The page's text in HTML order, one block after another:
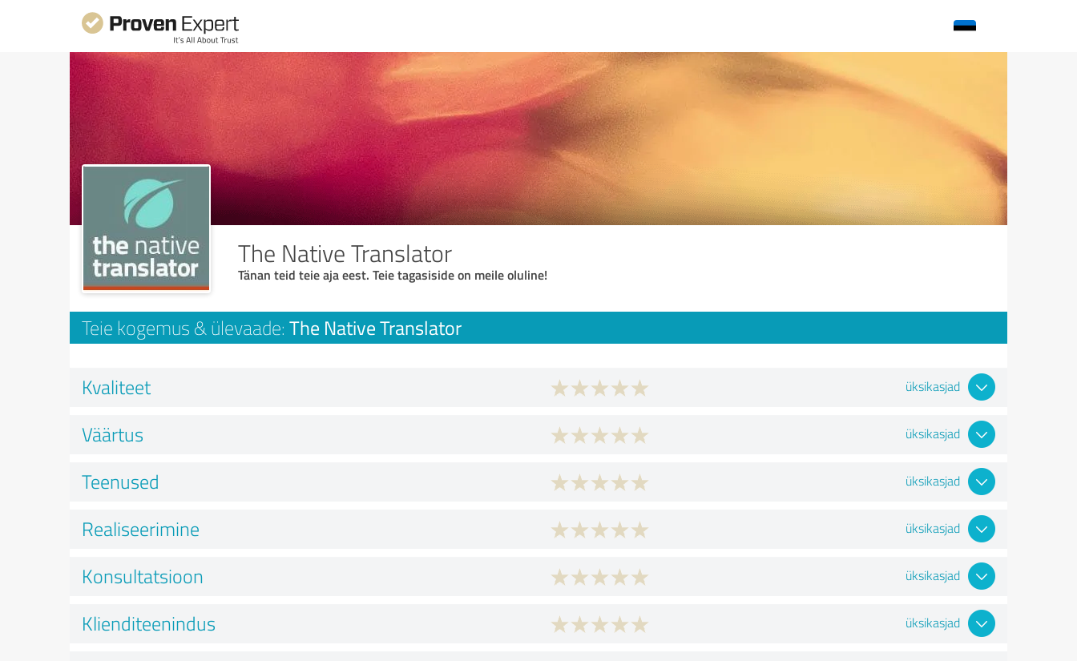
The Native Translator
Tänan teid teie aja eest. Teie tagasiside on meile oluline!
Teie kogemus & ülevaade: The Native Translator
Kvaliteet üksikasjad
Väärtus üksikasjad
Teenused üksikasjad
Realiseerimine üksikasjad
Konsultatsioon üksikasjad
Klienditeenindus üksikasjad